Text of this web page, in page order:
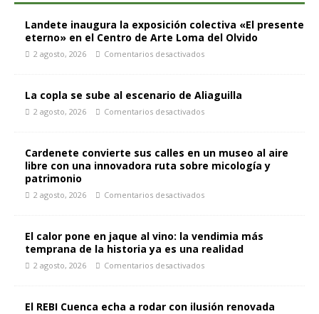
Landete inaugura la exposición colectiva «El presente
eterno» en el Centro de Arte Loma del Olvido
2 agosto, 2026 Comentarios desactivados
La copla se sube al escenario de Aliaguilla
2 agosto, 2026 Comentarios desactivados
Cardenete convierte sus calles en un museo al aire
libre con una innovadora ruta sobre micología y
patrimonio
2 agosto, 2026 Comentarios desactivados
El calor pone en jaque al vino: la vendimia más
temprana de la historia ya es una realidad
2 agosto, 2026 Comentarios desactivados
El REBI Cuenca echa a rodar con ilusión renovada